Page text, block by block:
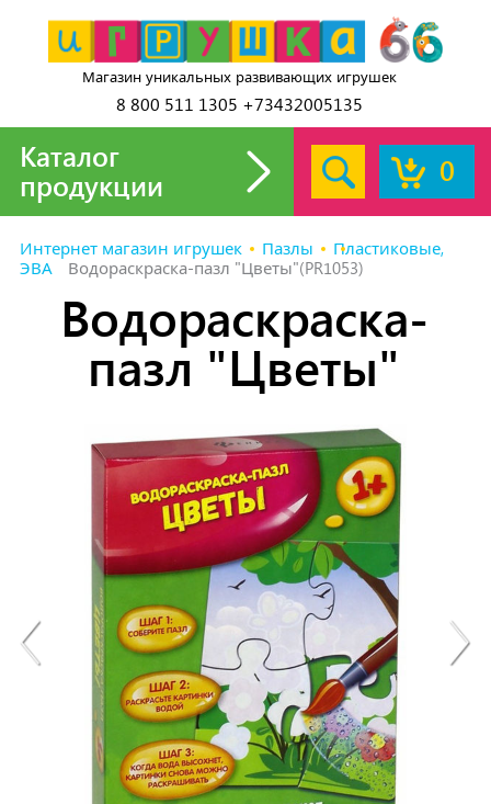
Магазин уникальных развивающих игрушек
8 800 511 1305 +73432005135
0
Каталог
продукции
Интернет магазин игрушек Пазлы
Пластиковые,
ЭВА
Водораскраска-пазл "Цветы"(PR1053)
Водораскраска-
пазл "Цветы"